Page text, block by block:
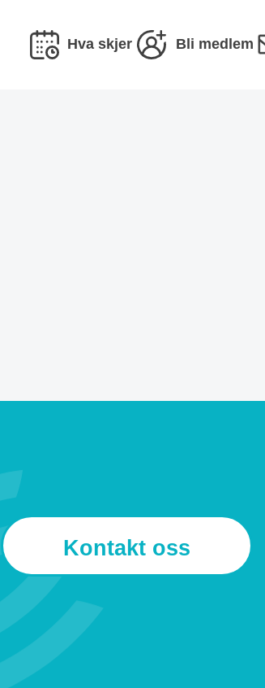
Hva skjer Bli medlem
Kontakt oss